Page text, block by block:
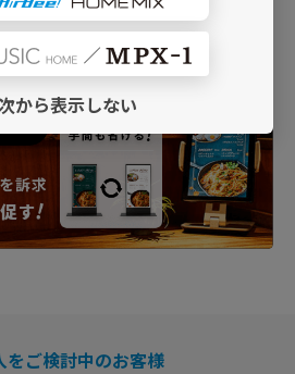
をご検討中のお客様
次から表示しない